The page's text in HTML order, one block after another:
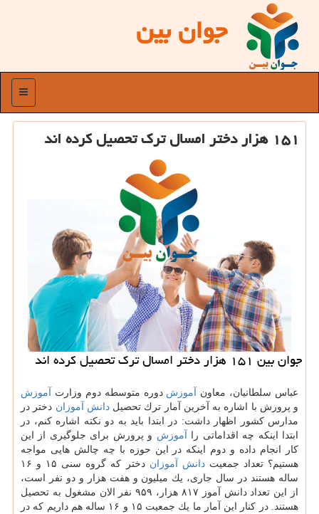
جوان بین
منو
۱۵۱ هزار دختر امسال ترك تحصیل كرده اند
جوان بین ۱۵۱ هزار دختر امسال ترك تحصیل كرده اند
عباس سلطانیان، معاون آموزش دوره متوسطه دوم وزارت آموزش
و پرورش با اشاره به آخرین آمار ترك تحصیلدانش آموزان دختر در
مدارس كشور اظهار داشت: در ابتدا باید به دو نكته اشاره كنم، در
ابتدا اینكه چه اقداماتی را آموزش و پرورش برای جلوگیری از این
كار انجام داده و دوم اینكه در این حوزه با چه چالش هایی مواجه
هستیم؟ تعداد جمعیتدانش آموزان
دختر كه گروه سنی ۱۵ و ۱۶
ساله هستند در سال جاری، یك میلیون و هفت هزار و دو نفر است،
از این تعداد دانش آموز ۸۱۷ هزار، ۹۵۹ نفر الان مشغول به تحصیل
هستند. در كنار این آمار ما یك جمعیت ۱۵ و ۱۶ ساله هم داریم كه در